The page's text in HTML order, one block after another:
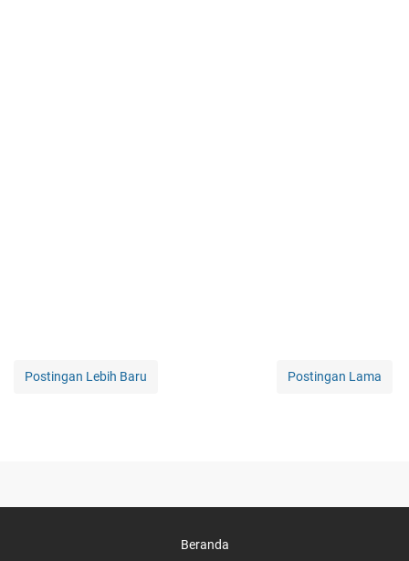
Postingan Lebih Baru Postingan Lama
Beranda